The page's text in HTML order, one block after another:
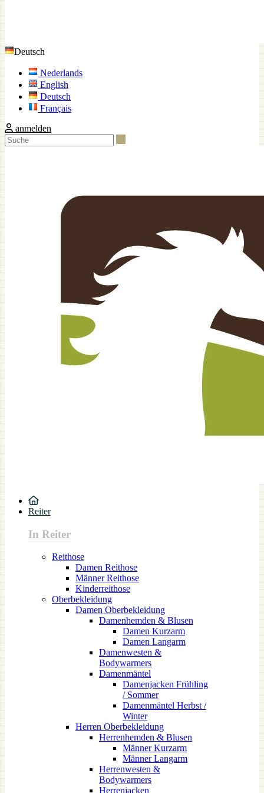
Deutsch
Nederlands
English
Deutsch
Français
anmelden
Reiter
In Reiter
Reithose
Damen Reithose
Männer Reithose
Kinderreithose
Oberbekleidung
Damen Oberbekleidung
Damenhemden & Blusen
Damen Kurzarm
Damen Langarm
Damenwesten &
Bodywarmers
Damenmäntel
Damenjacken Frühling
/ Sommer
Damenmäntel Herbst /
Winter
Herren Oberbekleidung
Herrenhemden & Blusen
Männer Kurzarm
Männer Langarm
Herrenwesten &
Bodywarmers
Herrenjacken